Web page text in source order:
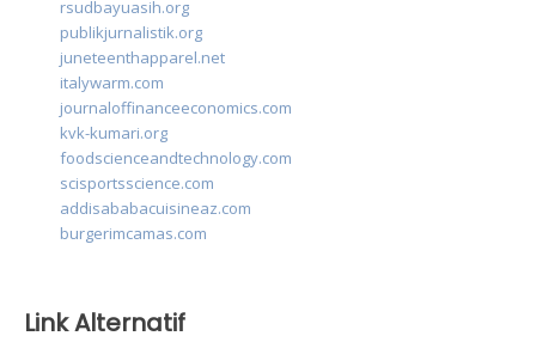
rsudbayuasih.org
publikjurnalistik.org
juneteenthapparel.net
italywarm.com
journaloffinanceeconomics.com
kvk-kumari.org
foodscienceandtechnology.com
scisportsscience.com
addisababacuisineaz.com
burgerimcamas.com
Link Alternatif